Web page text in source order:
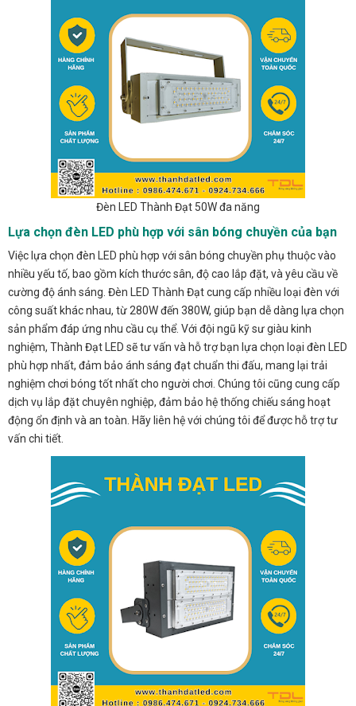
Đèn LED Thành Đạt 50W đa năng
Lựa chọn đèn LED phù hợp với sân bóng chuyền của bạn
Việc lựa chọn đèn LED phù hợp với sân bóng chuyền phụ thuộc vào
nhiều yếu tố, bao gồm kích thước sân, độ cao lắp đặt, và yêu cầu về
cường độ ánh sáng. Đèn LED Thành Đạt cung cấp nhiều loại đèn với
công suất khác nhau, từ 280W đến 380W, giúp bạn dễ dàng lựa chọn
sản phẩm đáp ứng nhu cầu cụ thể. Với đội ngũ kỹ sư giàu kinh
nghiệm, Thành Đạt LED sẽ tư vấn và hỗ trợ bạn lựa chọn loại đèn LED
phù hợp nhất, đảm bảo ánh sáng đạt chuẩn thi đấu, mang lại trải
nghiệm chơi bóng tốt nhất cho người chơi. Chúng tôi cũng cung cấp
dịch vụ lắp đặt chuyên nghiệp, đảm bảo hệ thống chiếu sáng hoạt
động ổn định và an toàn. Hãy liên hệ với chúng tôi để được hỗ trợ tư
vấn chi tiết.